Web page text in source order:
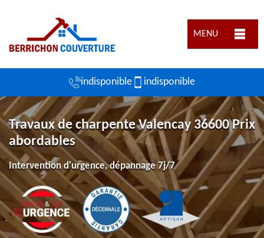
MENU
indisponible indisponible
Travaux de charpente Valencay 36600 Prix
abordables
Intervention d'urgence, dépannage 7j/7